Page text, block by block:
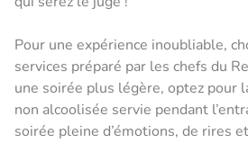
Pour une expérience inoubliable,
services préparé par les chefs du
une soirée plus légère, optez pour
non alcoolisée servie pendant
soirée pleine d’émotions, de rires